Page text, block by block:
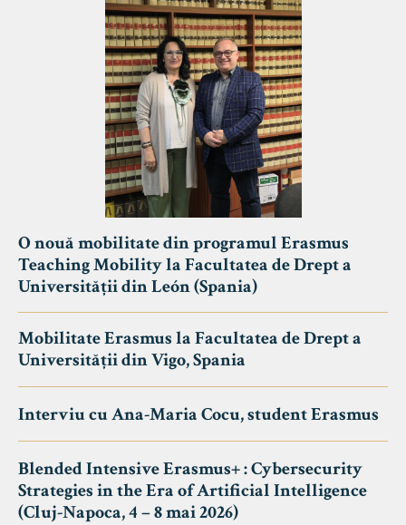
O nouă mobilitate din programul Erasmus
Teaching Mobility la Facultatea de Drept a
Universității din León (Spania)
Mobilitate Erasmus la Facultatea de Drept a
Universității din Vigo, Spania
Interviu cu Ana-Maria Cocu, student Erasmus
Blended Intensive Erasmus+ : Cybersecurity
Strategies in the Era of Artificial Intelligence
(Cluj-Napoca, 4 – 8 mai 2026)